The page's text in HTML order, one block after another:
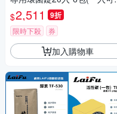
成5.2L肥料)
$2,511 9折
限時下殺 券
加入購物車